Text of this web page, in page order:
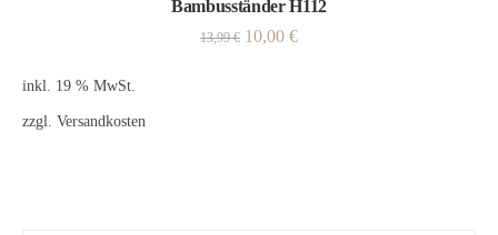
Bambusständer H112
13,99€ 10,00 €
inkl. 19 % MwSt.
zzgl. Versandkosten